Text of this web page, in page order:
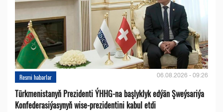
Resmi habarlar 06.08.2026 - 09:26
Türkmenistanyň Prezidenti ÝHHG-na başlyklyk edýän Şweýsariýa
Konfederasiýasynyň wise-prezidentini kabul etdi